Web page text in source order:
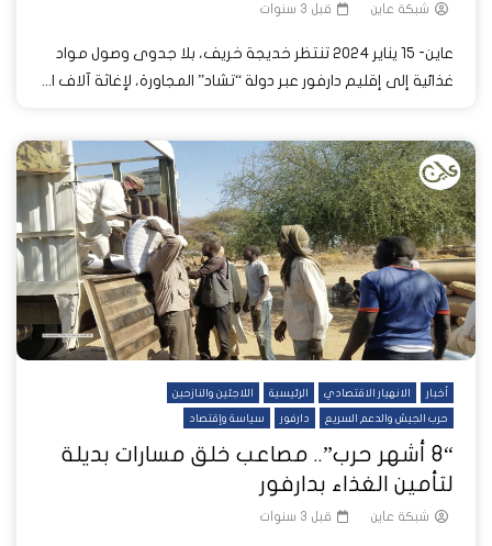
شبكة عاين قبل 3 سنوات
عاين- 15 يناير 2024 تنتظر خديجة خريف، بلا جدوى وصول مواد
غذائية إلى إقليم دارفور عبر دولة “تشاد” المجاورة، لإغاثة آلاف ا...
أخبار الانهيار الاقتصادي الرئيسية اللاجئين والنازحين
حرب الجيش والدعم السريع دارفور سياسة وإقتصاد
“8 أشهر حرب”.. مصاعب خلق مسارات بديلة
لتأمين الغذاء بدارفور
شبكة عاين قبل 3 سنوات